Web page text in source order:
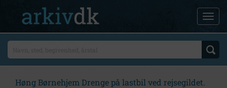
Høng Børnehjem Drenge på lastbil ved rejsegildet.